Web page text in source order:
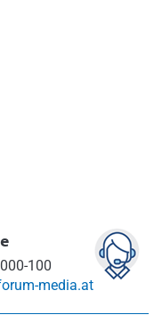
100
media.at